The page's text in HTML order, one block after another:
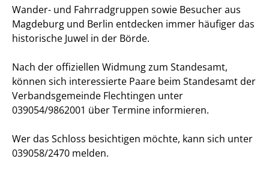
Wander- und Fahrradgruppen sowie Besucher aus
Magdeburg und Berlin entdecken immer häufiger das
historische Juwel in der Börde.
Nach der offiziellen Widmung zum Standesamt,
können sich interessierte Paare beim Standesamt der
Verbandsgemeinde Flechtingen unter
039054/9862001 über Termine informieren.
Wer das Schloss besichtigen möchte, kann sich unter
039058/2470 melden.